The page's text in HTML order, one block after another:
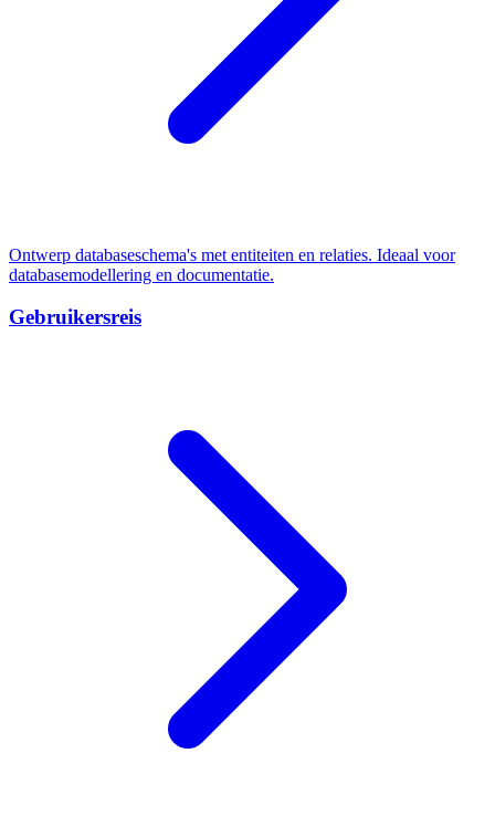
Ontwerp databaseschema's met entiteiten en relaties. Ideaal voor
databasemodellering en documentatie.
Gebruikersreis